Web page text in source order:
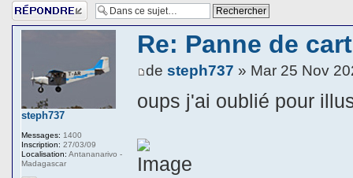
Répondre
Re: Panne de
desteph737 » Mar 25 Nov
oups j'ai oublié pour
steph737
Messages: 1400
Inscription: 27/03/09
Localisation: Antananarivo -
Madagascar